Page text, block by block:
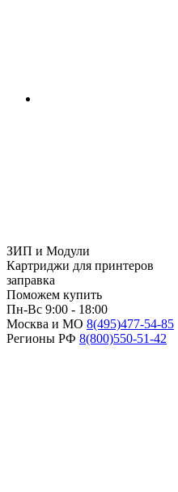
ЗИП и Модули
Картриджи для принтеров
заправка
Поможем купить
Пн-Вс 9:00 - 18:00
Москва и МО 8(495)477-54-85
Регионы РФ 8(800)550-51-42